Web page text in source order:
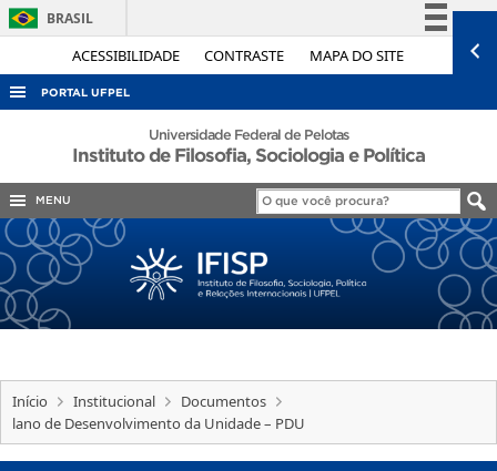
ACESSIBILIDADE CONTRASTE MAPA DO SITE
BRASIL
Simplifique!
Acesso à informação
Legislação
Canais
PORTAL UFPEL
ACESSO À INFORMAÇÃO
COBALTO
CONCURSOS
EDITAIS
INTERNACIONAL
PORTARIAS
TELEFONES
Universidade Federal de Pelotas
Instituto de Filosofia, Sociologia e Política
MENU
Início Institucional
Documentos
lano de Desenvolvimento da Unidade – PDU